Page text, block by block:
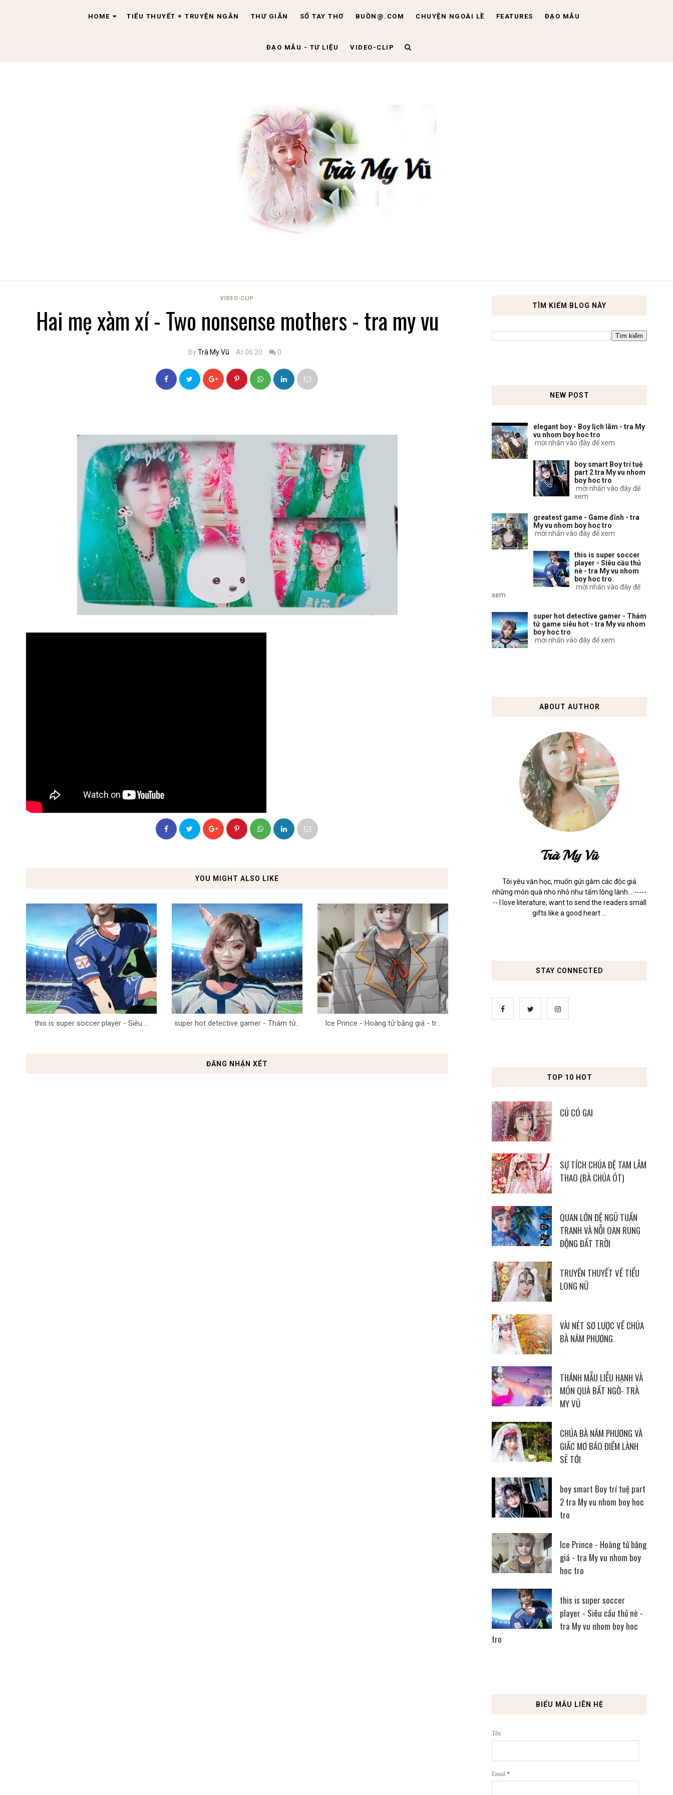
HOME TIỂU THUYẾT + TRUYỆN NGẮN THƯ GIÃN SỔ TAY THƠ BUỒN@.COM CHUYỆN NGOÀI LỀ FEATURES ĐẠO MẪU
ĐẠO MẪU - TƯ LIỆU VIDEO-CLIP
VIDEO-CLIP
Hai mẹ xàm xí - Two nonsense mothers - tra my vu
ByTrà My Vũ At 06:20 0
YOU MIGHT ALSO LIKE
this is super soccer player - Siêu ... super hot detective gamer - Thám tử... Ice Prince - Hoàng tử băng giá - tr...
ĐĂNG NHẬN XÉT
TÌM KIẾM BLOG NÀY
NEW POST
elegant boy - Boy lịch lãm - tra My
vu nhom boy hoc tro
mời nhấn vào đây để xem
boy smart Boy trí tuệ
part 2 tra My vu nhom
boy hoc tro
mời nhấn vào đây để
xem
greatest game - Game đỉnh - tra
My vu nhom boy hoc tro
mời nhấn vào đây để xem
this is super soccer
player - Siêu cầu thủ
nè - tra My vu nhom
boy hoc tro
mời nhấn vào đây để
xem
super hot detective gamer - Thám
tử game siêu hot - tra My vu nhom
boy hoc tro
mời nhấn vào đây để xem
ABOUT AUTHOR
Trà My Vũ
Tôi yêu văn học, muốn gửi gắm các độc giả
những món quà nho nhỏ như tấm lòng lành... -----
-- I love literature, want to send the readers small
gifts like a good heart ...
STAY CONNECTED
TOP 10 HOT
CÚ CÓ GAI
SỰ TÍCH CHÚA ĐỆ TAM LÂM
THAO (BÀ CHÚA ÓT)
QUAN LỚN ĐỆ NGŨ TUẦN
TRANH VÀ NỖI OAN RUNG
ĐỘNG ĐẤT TRỜI
TRUYỀN THUYẾT VỀ TIỂU
LONG NỮ
VÀI NÉT SƠ LƯỢC VỀ CHÚA
BÀ NĂM PHƯƠNG
THÁNH MẪU LIỄU HẠNH VÀ
MÓN QUÀ BẤT NGỜ- TRÀ
MY VŨ
CHÚA BÀ NĂM PHƯƠNG VÀ
GIẤC MƠ BÁO ĐIỀM LÀNH
SẼ TỚI
boy smart Boy trí tuệ part
2 tra My vu nhom boy hoc
tro
Ice Prince - Hoàng tử băng
giá - tra My vu nhom boy
hoc tro
this is super soccer
player - Siêu cầu thủ nè -
tra My vu nhom boy hoc
tro
BIỂU MẪU LIÊN HỆ
Tên
Email *